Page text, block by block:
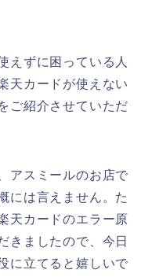
えずに困っている人
天カードが使えない
ご紹介させていただ
アスミールのお店で
には言えません。た
天カードのエラー原
きましたので、今日
に立てると嬉しいで